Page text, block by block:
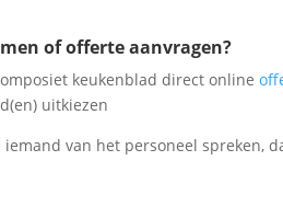
of offerte aanvragen?
keukenblad direct online
uitkiezen
van het personeel spreken,